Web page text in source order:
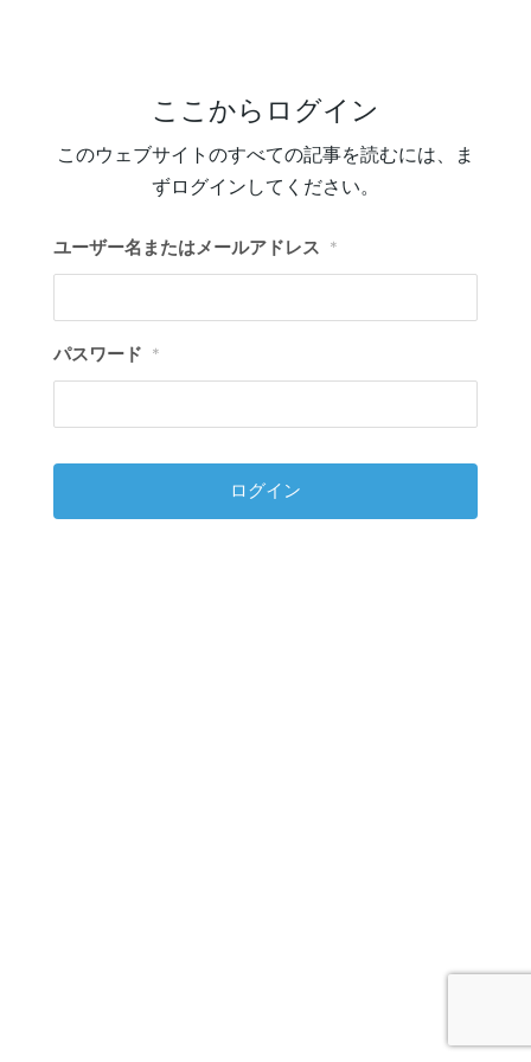
ここからログイン
このウェブサイトのすべての記事を読むには、ま
ずログインしてください。
ユーザー名またはメールアドレス *
パスワード *